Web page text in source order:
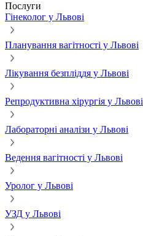
Послуги
Гінеколог у Львові
Планування вагітності у Львові
Лікування безпліддя у Львові
Репродуктивна хірургія у Львові
Лабораторні аналізи у Львові
Ведення вагітності у Львові
Уролог у Львові
УЗД у Львові